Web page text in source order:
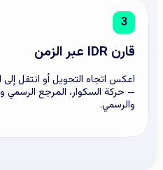
3
قارن IDR عبر الزمن
— حركة السكوار، المرجع الرسمي
والرسمي.